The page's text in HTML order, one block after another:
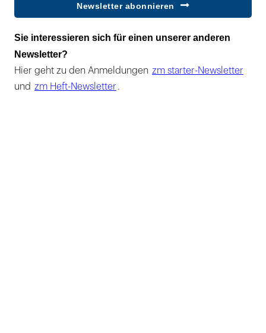
Newsletter abonnieren
Sie interessieren sich für einen unserer anderen
Newsletter?
Hier geht zu den Anmeldungen zm starter-Newsletter
und zm Heft-Newsletter .